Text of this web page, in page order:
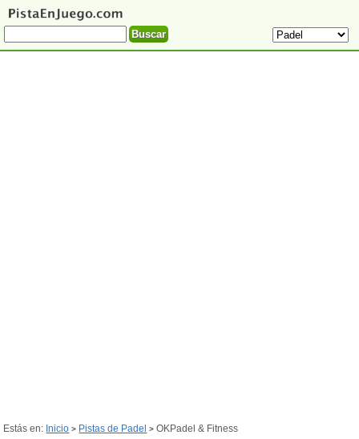
Estás en: Inicio > Pistas de Padel >OKPadel & Fitness